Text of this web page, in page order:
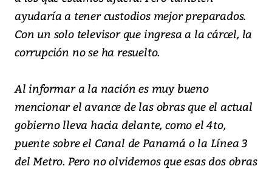
ayudaría a tener custodios mejor preparados.
Con un solo televisor que ingresa a la cárcel, la
corrupción no se ha resuelto.
Al informar a la nación es muy bueno
mencionar el avance de las obras que el actual
gobierno lleva hacia delante, como el 4to,
puente sobre el Canal de Panamá o la Línea 3
del Metro. Pero no olvidemos que esas dos obras